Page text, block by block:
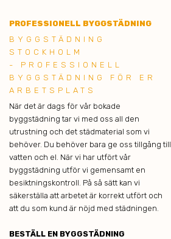
PROFESSIONELL BYGGSTÄDNING
BYGGSTÄDNING
STOCKHOLM
- PROFESSIONELL
BYGGSTÄDNING FÖR ER
ARBETSPLATS
När det är dags för vår bokade
byggstädning tar vi med oss all den
utrustning och det städmaterial som vi
behöver. Du behöver bara ge oss tillgång till
vatten och el. När vi har utfört vår
byggstädning utför vi gemensamt en
besiktningskontroll. På så sätt kan vi
säkerställa att arbetet är korrekt utfört och
att du som kund är nöjd med städningen.
BESTÄLL EN BYGGSTÄDNING